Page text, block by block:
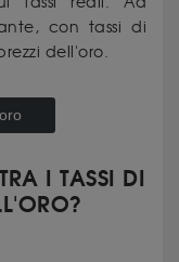
con tassi di
dell'oro.
I TASSI DI